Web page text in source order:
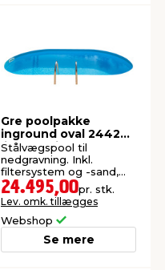
Gre poolpakke
inground oval 24420
liter - Swim & Fun
Stålvægspool til
nedgravning. Inkl.
filtersystem og -sand,
stige og skimmersæt.
600 x 320 x 150 cm.
24.495,00pr. stk.
Lev. omk. tillægges
Webshop
Se mere